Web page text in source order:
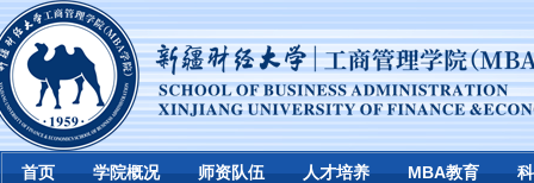
首页 学院概况 师资队伍 人才培养 MBA教育